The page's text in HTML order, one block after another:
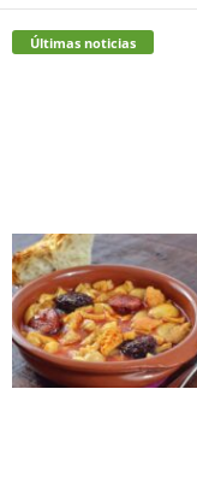
Últimas noticias